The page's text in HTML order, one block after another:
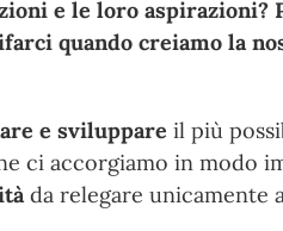
e le loro aspirazioni?
quando creiamo la
e sviluppare il più
ci accorgiamo in modo
da relegare unicamente